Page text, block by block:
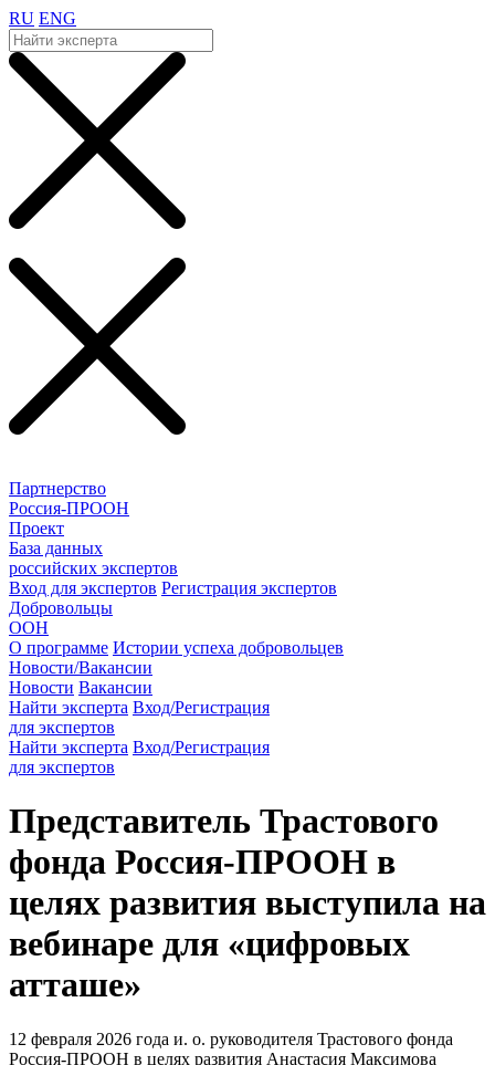
RU ENG
Партнерство
Россия-ПРООН
Проект
База данных
российских экспертов
Вход для экспертов Регистрация экспертов
Добровольцы
ООН
О программе Истории успеха добровольцев
Новости/Вакансии
Новости Вакансии
Найти эксперта Вход/Регистрация
для экспертов
Найти эксперта Вход/Регистрация
для экспертов
Представитель Трастового
фонда Россия-ПРООН в
целях развития выступила на
вебинаре для «цифровых
атташе»
12 февраля 2026 года и. о. руководителя Трастового фонда
Россия-ПРООН в целях развития Анастасия Максимова